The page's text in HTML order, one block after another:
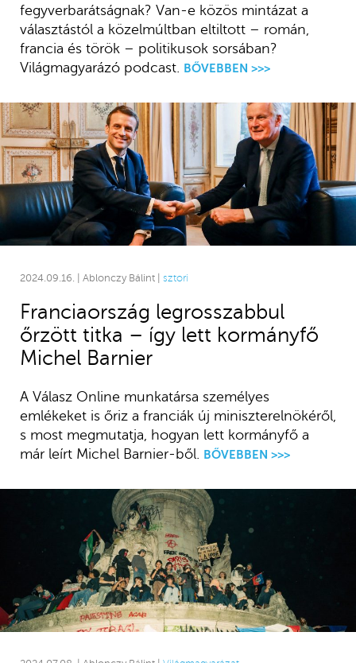
fegyverbarátságnak? Van-e közös mintázat a
választástól a közelmúltban eltiltott – román,
francia és török – politikusok sorsában?
Világmagyarázó podcast.
BŐVEBBEN >>>
2024.09.16. | Ablonczy Bálint | sztori
Franciaország legrosszabbul
őrzött titka – így lett kormányfő
Michel Barnier
A Válasz Online munkatársa személyes
emlékeket is őriz a franciák új miniszterelnökéről,
s most megmutatja, hogyan lett kormányfő a
már leírt Michel Barnier-ből.
BŐVEBBEN >>>